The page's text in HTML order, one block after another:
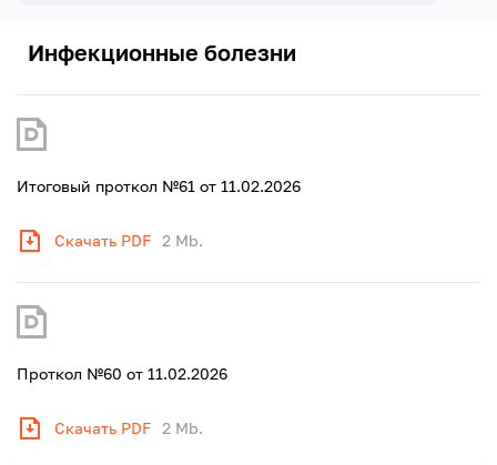
Инфекционные болезни
Итоговый проткол №61 от 11.02.2026
Скачать PDF 2 Mb.
Проткол №60 от 11.02.2026
Скачать PDF 2 Mb.